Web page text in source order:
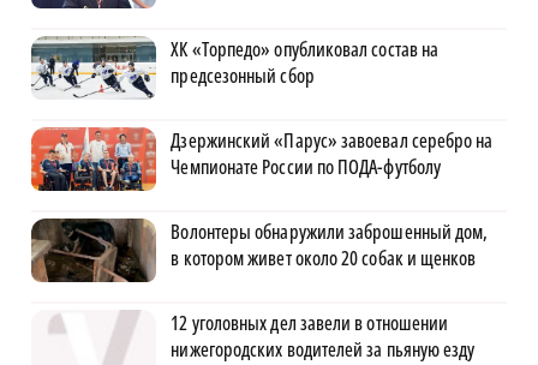
ХК «Торпедо» опубликовал состав на
предсезонный сбор
Дзержинский «Парус» завоевал серебро на
Чемпионате России по ПОДА-футболу
Волонтеры обнаружили заброшенный дом,
в котором живет около 20 собак и щенков
12 уголовных дел завели в отношении
нижегородских водителей за пьяную езду